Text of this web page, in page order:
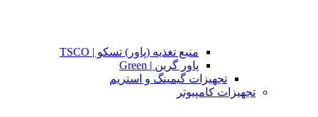
منبع تغذیه (پاور) تسکو | TSCO
پاور گرین | Green
تجهیزات گیمینگ و استریم
تجهیزات کامپیوتر